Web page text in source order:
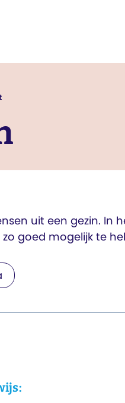
uit een gezin. In
goed mogelijk te